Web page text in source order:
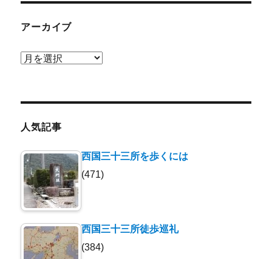
アーカイブ
ア
ブ
人気記事
西国三十三所を歩くには
(471)
西国三十三所徒歩巡礼
(384)